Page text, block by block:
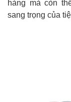
hàng mà còn
sang trọng của